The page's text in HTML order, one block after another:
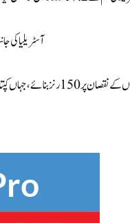
آسٹریلیا کی